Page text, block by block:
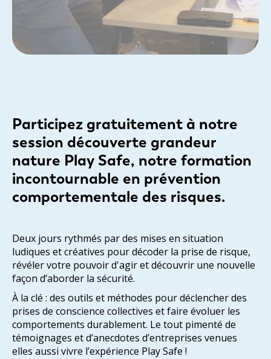
Participez gratuitement à notre
session découverte grandeur
nature Play Safe, notre formation
incontournable en prévention
comportementale des risques.
Deux jours rythmés par des mises en situation
ludiques et créatives pour décoder la prise de risque,
révéler votre pouvoir d'agir et découvrir une nouvelle
façon d’aborder la sécurité.
À la clé : des outils et méthodes pour déclencher des
prises de conscience collectives et faire évoluer les
comportements durablement. Le tout pimenté de
témoignages et d’anecdotes d’entreprises venues
elles aussi vivre l’expérience Play Safe !